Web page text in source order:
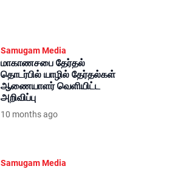
Samugam Media
மாகாணசபை தேர்தல்
தொடர்பில் யாழில் தேர்தல்கள்
ஆணையாளர் வெளியிட்ட
அறிவிப்பு
10 months ago
Samugam Media